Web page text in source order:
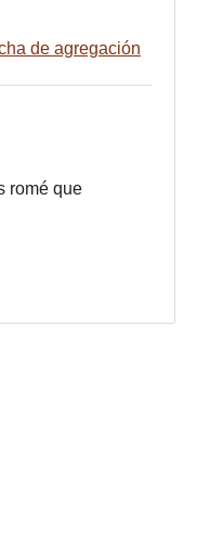
de agregación
romé que